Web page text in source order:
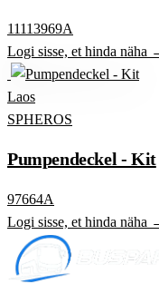
11113969A
Logi sisse, et hinda näha
Laos
SPHEROS
Pumpendeckel - Kit
97664A
Logi sisse, et hinda näha